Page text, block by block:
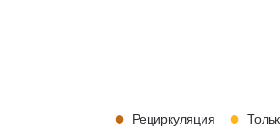
● Рециркуляция ●